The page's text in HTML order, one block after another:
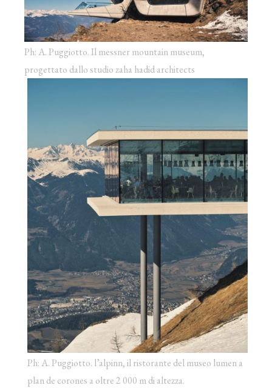
Ph: A. Puggiotto. Il messner mountain museum,
progettato dallo studio zaha hadid architects
Ph: A. Puggiotto. l’alpinn, il ristorante del museo lumen a
plan de corones a oltre 2 000 m di altezza.